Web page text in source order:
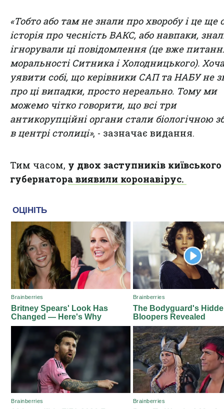
«Тобто або там не знали про хворобу і це ще
історія про чесність ВАКС, або навпаки,
ігнорували ці повідомлення (це вже
моральності Ситника і Холодницького). Хоча
уявити собі, що керівники САП та НАБУ не
про ці випадки, просто нереально. Тому ми
можемо чітко говорити, що всі три
антикорупційні органи стали біологічною
в центрі столиці», - зазначає видання.
Тим часом, у двох заступників київського
губернатора виявили коронавірус.